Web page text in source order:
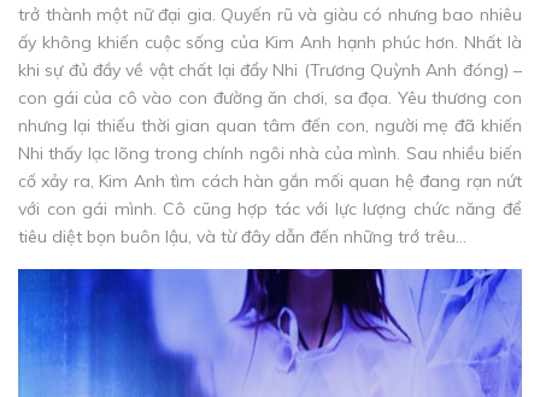
trở thành một nữ đại gia. Quyến rũ và giàu có nhưng bao nhiêu
ấy không khiến cuộc sống của Kim Anh hạnh phúc hơn. Nhất là
khi sự đủ đầy về vật chất lại đẩy Nhi (Trương Quỳnh Anh đóng) –
con gái của cô vào con đường ăn chơi, sa đọa. Yêu thương con
nhưng lại thiếu thời gian quan tâm đến con, người mẹ đã khiến
Nhi thấy lạc lõng trong chính ngôi nhà của mình. Sau nhiều biến
cố xảy ra, Kim Anh tìm cách hàn gắn mối quan hệ đang rạn nứt
với con gái mình. Cô cũng hợp tác với lực lượng chức năng để
tiêu diệt bọn buôn lậu, và từ đây dẫn đến những trớ trêu...